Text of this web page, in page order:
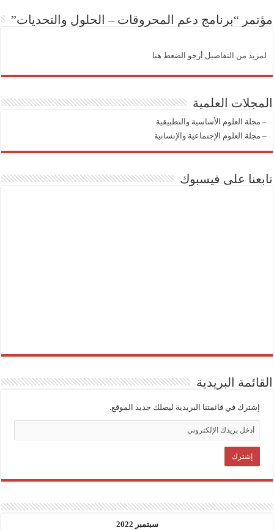
مؤتمر “برنامج دعم المحروقات – الحلول والتحديات”
لمزيد من التفاصيل أرجو الضعط هنا
المجلات العلمية
– مجلة العلوم الأساسية والتطبيقية
– مجلة العلوم الإجتماعية والإنسانية
تابعنا على فيسبوك
القائمة البريدية
إشترك في قائمتنا البريدية ليصلك جديد الموقع.
سبتمبر 2022